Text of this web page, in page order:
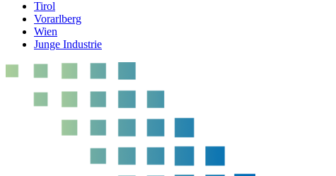
Tirol
Vorarlberg
Wien
Junge Industrie